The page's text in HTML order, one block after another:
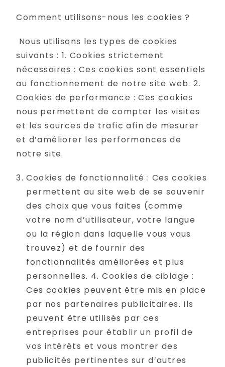
Comment utilisons-nous les cookies ?
Nous utilisons les types de cookies
suivants : 1. Cookies strictement
nécessaires : Ces cookies sont essentiels
au fonctionnement de notre site web. 2.
Cookies de performance : Ces cookies
nous permettent de compter les visites
et les sources de trafic afin de mesurer
et d’améliorer les performances de
notre site.
Cookies de fonctionnalité : Ces cookies
permettent au site web de se souvenir
des choix que vous faites (comme
votre nom d’utilisateur, votre langue
ou la région dans laquelle vous vous
trouvez) et de fournir des
fonctionnalités améliorées et plus
personnelles. 4. Cookies de ciblage :
Ces cookies peuvent être mis en place
par nos partenaires publicitaires. Ils
peuvent être utilisés par ces
entreprises pour établir un profil de
vos intérêts et vous montrer des
publicités pertinentes sur d’autres